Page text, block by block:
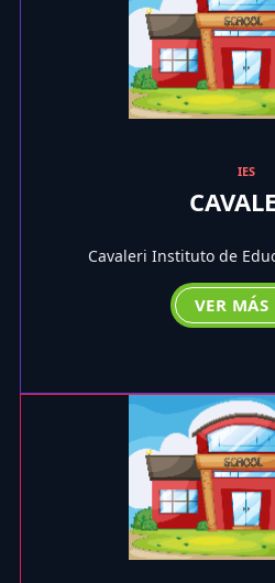
IES
Cavaleri Instituto de
VER MÁS